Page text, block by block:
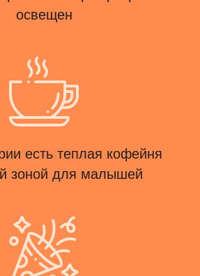
освещен
есть теплая кофейня
зоной для малышей